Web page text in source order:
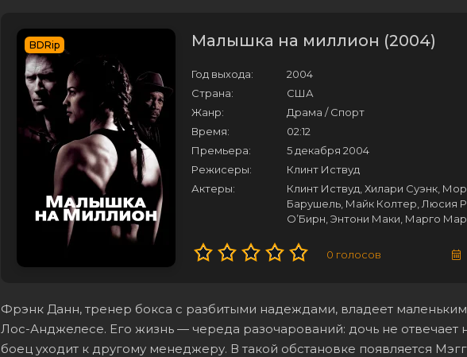
BDRip Малышка на миллион (2004)
Год выхода:
2004
Страна:
США
Жанр:
Драма / Cпорт
Время:
02:12
Премьера:
5 декабря 2004
Режисеры:
Клинт Иствуд
Актеры:
Клинт Иствуд, Хилари Суэнк,
Барушель, Майк Колтер, Люсия
О’Бирн, Энтони Маки, Марго
0 голосов
Фрэнк Данн, тренер бокса с разбитыми надеждами, владеет
Лос-Анджелесе. Его жизнь — череда разочарований: дочь не отвечает
боец уходит к другому менеджеру. В такой обстановке появляется